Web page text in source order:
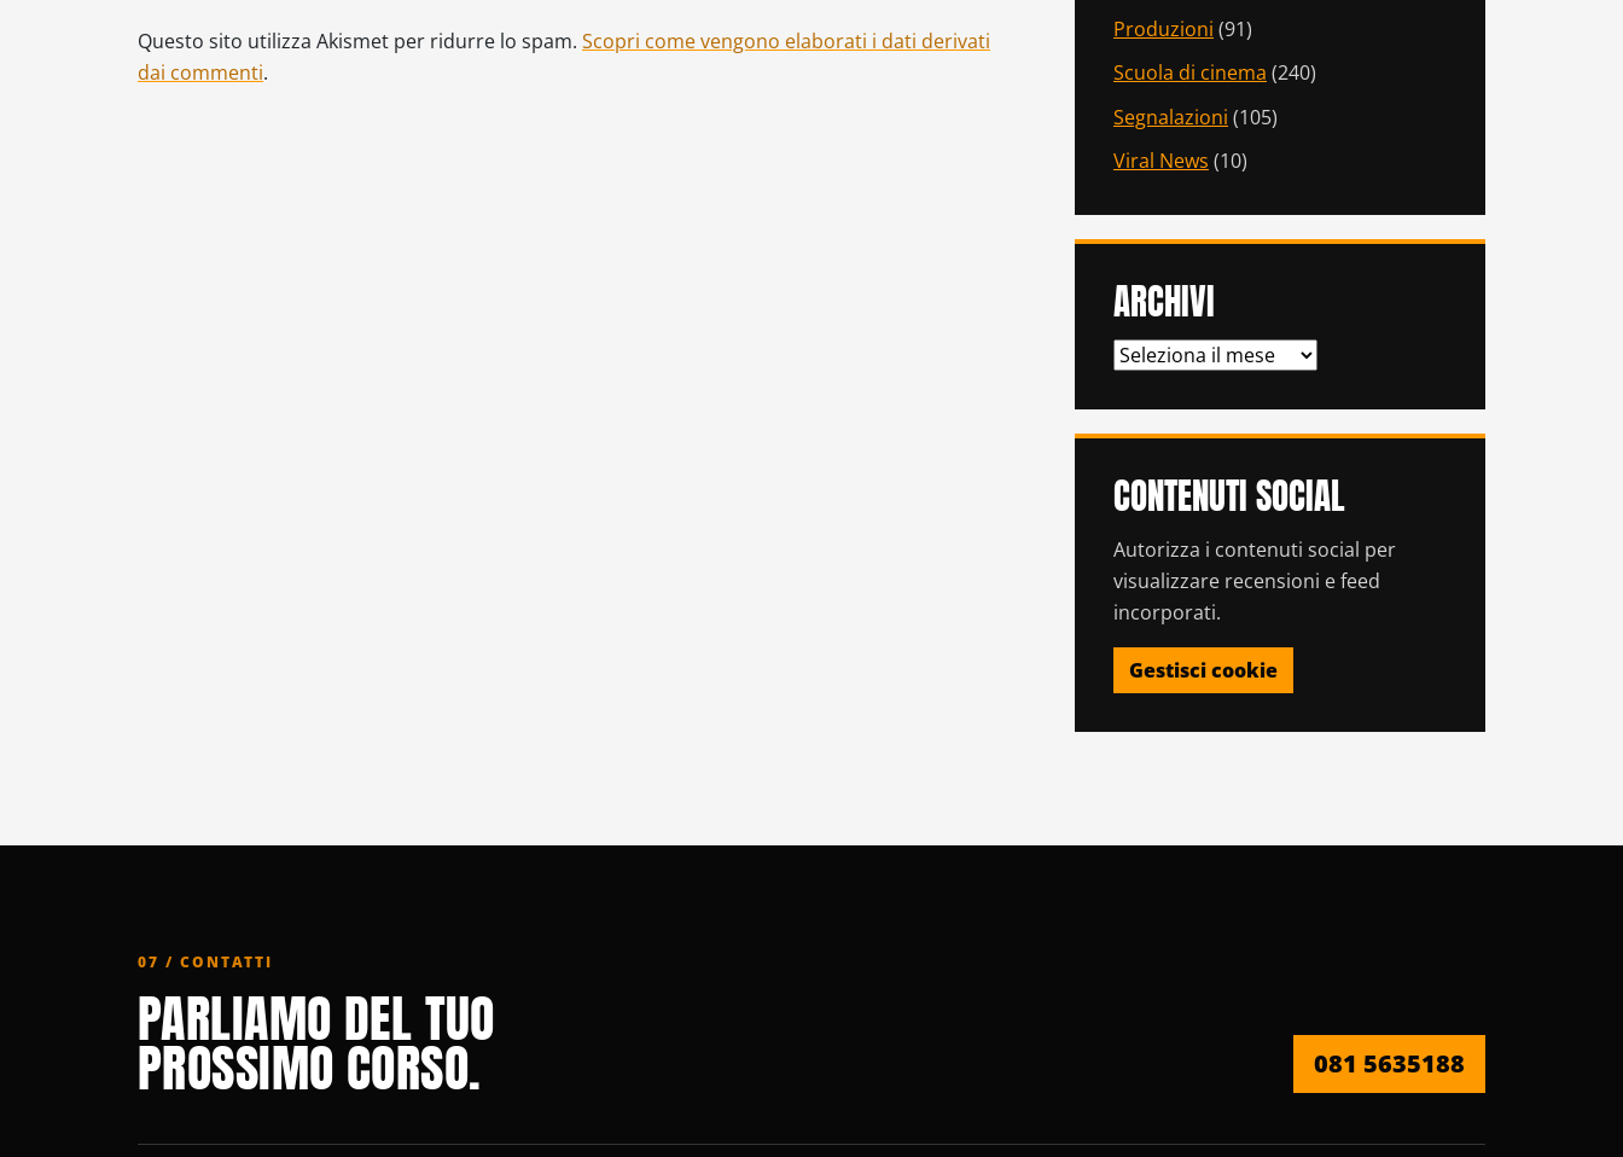
Questo sito utilizza Akismet per ridurre lo spam. Scopri come vengono elaborati i dati derivati
dai commenti.
Produzioni (91)
Scuola di cinema (240)
Segnalazioni (105)
Viral News (10)
ARCHIVI
ARCHIVI
CONTENUTI SOCIAL
Autorizza i contenuti social per
visualizzare recensioni e feed
incorporati.
Gestisci cookie
07 / CONTATTI
PARLIAMO DEL TUO
PROSSIMO CORSO. 081 5635188